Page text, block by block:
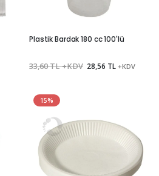
Plastik Bardak 180 cc 100'lü
33,60 TL +KDV 28,56 TL +KDV
15%